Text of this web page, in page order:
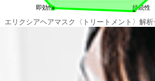
エリクシアヘアマスク〈トリートメント〉解析